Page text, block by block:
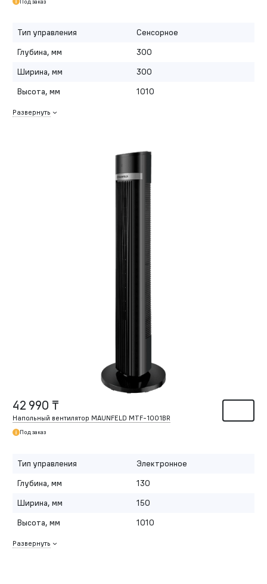
Тип управления
Сенсорное
Глубина, мм
300
Ширина, мм
300
Высота, мм
1010
Развернуть
42 990 ₸
Напольный вентилятор MAUNFELD MTF-1001BR
Под заказ
Тип управления
Электронное
Глубина, мм
130
Ширина, мм
150
Высота, мм
1010
Развернуть